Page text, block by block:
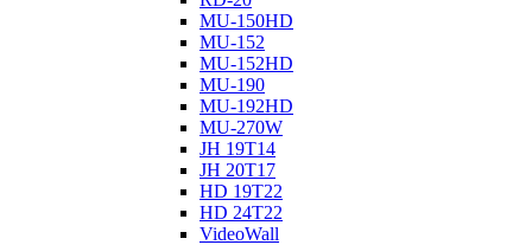
MU-150HD
MU-152
MU-152HD
MU-190
MU-192HD
MU-270W
JH 19T14
JH 20T17
HD 19T22
HD 24T22
VideoWall